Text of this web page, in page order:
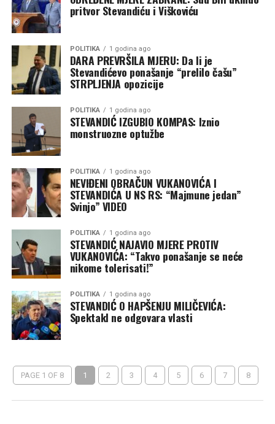
pritvor Stevandiću i Viškoviću
POLITIKA 1 godina ago
DARA PREVRŠILA MJERU: Da li je
Stevandićevo ponašanje “prelilo čašu”
STRPLJENJA opozicije
POLITIKA 1 godina ago
STEVANDIĆ IZGUBIO KOMPAS: Iznio
monstruozne optužbe
POLITIKA 1 godina ago
NEVIĐENI OBRAČUN VUKANOVIĆA I
STEVANDIĆA U NS RS: “Majmune jedan”
Svinjo” VIDEO
POLITIKA 1 godina ago
STEVANDIĆ NAJAVIO MJERE PROTIV
VUKANOVIĆA: “Takvo ponašanje se neće
nikome tolerisati!”
POLITIKA 1 godina ago
STEVANDIĆ O HAPŠENJU MILIČEVIĆA:
Spektakl ne odgovara vlasti
PAGE 1 OF 8 1 2 3 4 5 6 7 8